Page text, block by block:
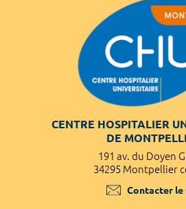
CENTRE HOSPITALIER
DE
191 av. du Doyen
34295 Montpellier
Contacter le